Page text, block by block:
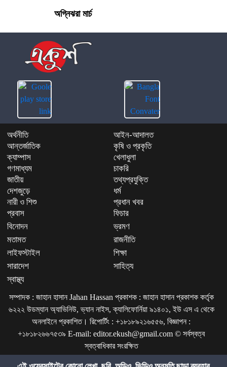
অগ্নিঝরা মার্চ
অর্থনীতি
আইন-আদালত
আন্তর্জাতিক
কৃষি ও প্রকৃতি
ক্যাম্পাস
খেলাধুলা
গণমাধ্যম
চাকরি
জাতীয়
তথ্যপ্রযুক্তি
দেশজুড়ে
ধর্ম
নারী ও শিশু
প্রধান খবর
প্রবাস
ফিচার
বিনোদন
ভ্রমণ
মতামত
রাজনীতি
লাইফস্টাইল
শিক্ষা
সারাদেশ
সাহিত্য
স্বাস্থ্য
সম্পাদক : জাহান হাসান Jahan Hassan প্রকাশক : জাহান হাসান প্রকাশক কর্তৃক
৬২২২ উডম্যান অ্যাভিনিউ, ভ্যান নাইস, ক্যালিফোর্নিয়া ৯১৪০১, ইউ এস এ থেকে
অনলাইনে প্রকাশিত। রিপোর্টিং : +১৮১৮৯২১৬৫৫৬, বিজ্ঞাপন :
+১৮১৮২৬৬৭৫৩৯ E-mail: editor.ekush@gmail.com © সর্বস্বত্ব
স্বত্বাধিকার সংরক্ষিত